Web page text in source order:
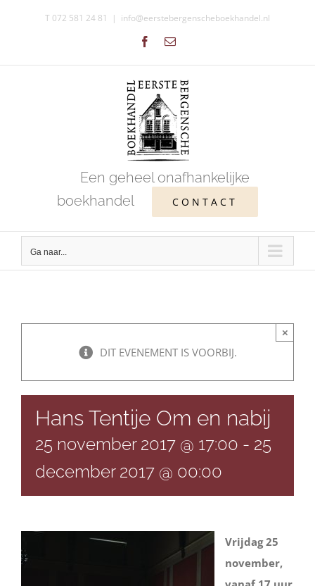
T 072 581 24 81 | info@eerstebergenscheboekhandel.nl
Facebook
E-
Een geheel onafhankelijke
boekhandel
CONTACT
Ga naar...
DIT EVENEMENT IS VOORBIJ.
×
Hans Tentije Om en nabij
25 november 2017 @ 17:00 - 25
december 2017 @ 00:00
Vrijdag 25
november,